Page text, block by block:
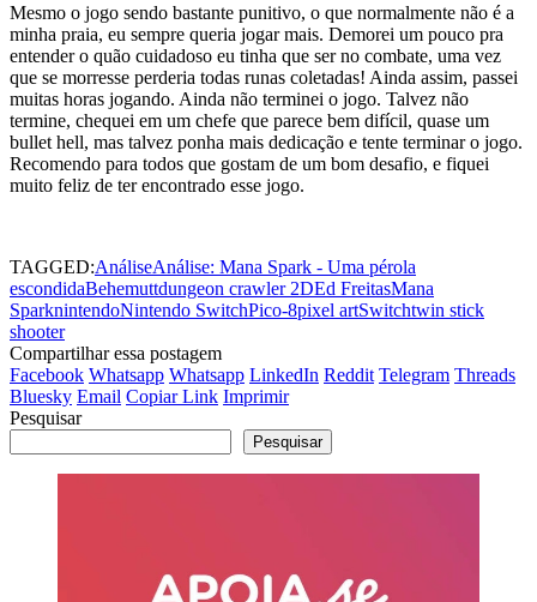
Mesmo o jogo sendo bastante punitivo, o que normalmente não é a
minha praia, eu sempre queria jogar mais. Demorei um pouco pra
entender o quão cuidadoso eu tinha que ser no combate, uma vez
que se morresse perderia todas runas coletadas! Ainda assim, passei
muitas horas jogando. Ainda não terminei o jogo. Talvez não
termine, chequei em um chefe que parece bem difícil, quase um
bullet hell, mas talvez ponha mais dedicação e tente terminar o jogo.
Recomendo para todos que gostam de um bom desafio, e fiquei
muito feliz de ter encontrado esse jogo.
TAGGED:AnáliseAnálise: Mana Spark - Uma pérola
escondidaBehemuttdungeon crawler 2DEd FreitasMana
SparknintendoNintendo SwitchPico-8pixel artSwitchtwin stick
shooter
Compartilhar essa postagem
Facebook Whatsapp Whatsapp LinkedIn Reddit Telegram Threads
Bluesky Email Copiar Link Imprimir
Pesquisar
Pesquisar